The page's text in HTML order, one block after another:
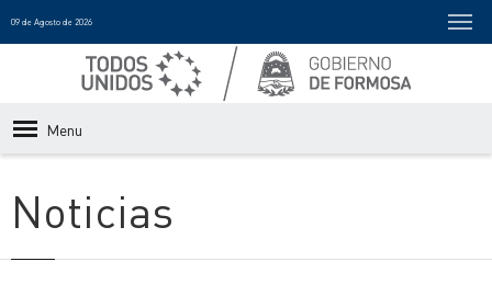
09 de Agosto de 2026
Menu
Noticias